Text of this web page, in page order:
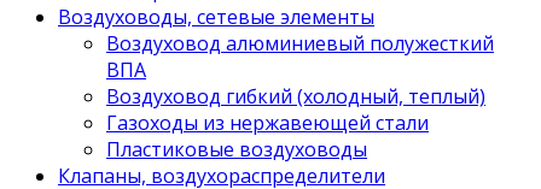
Воздуховоды, сетевые элементы
Воздуховод алюминиевый полужесткий
ВПА
Воздуховод гибкий (холодный, теплый)
Газоходы из нержавеющей стали
Пластиковые воздуховоды
Клапаны, воздухораспределители